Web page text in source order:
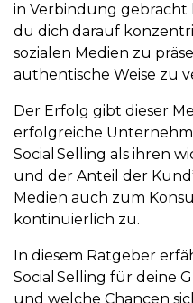
in Verbindung gebracht
du dich darauf
sozialen Medien zu
authentische Weise zu
Der Erfolg gibt dieser
erfolgreiche
Social Selling als ihren
und der Anteil der
Medien auch zum
kontinuierlich zu.
In diesem Ratgeber
Social Selling für deine
und welche Chancen